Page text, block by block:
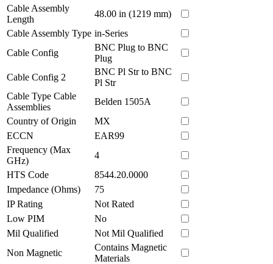
Cable Assembly
Length
48.00 in (1219 mm)
Cable Assembly Type in-Series
Cable Config
BNC Plug to BNC
Plug
Cable Config 2
BNC Pl Str to BNC
Pl Str
Cable Type Cable
Assemblies
Belden 1505A
Country of Origin
MX
ECCN
EAR99
Frequency (Max
GHz)
4
HTS Code
8544.20.0000
Impedance (Ohms)
75
IP Rating
Not Rated
Low PIM
No
Mil Qualified
Not Mil Qualified
Non Magnetic
Contains Magnetic
Materials